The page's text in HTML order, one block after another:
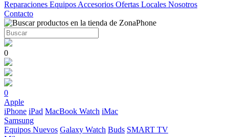
Reparaciones Equipos Accesorios Ofertas Locales Nosotros
Contacto
0
0
Apple
iPhone iPad MacBook Watch iMac
Samsung
Equipos Nuevos Galaxy Watch Buds SMART TV